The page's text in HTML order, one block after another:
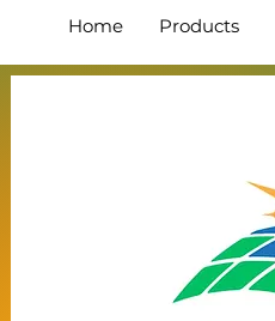
Home Products